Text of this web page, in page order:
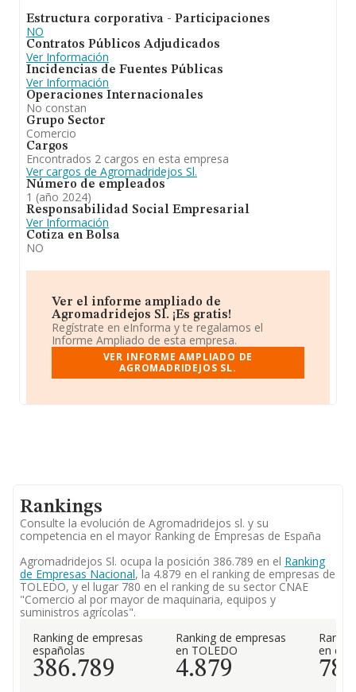
empresa ha perdido posiciones frente al 2023. En el
ranking de todas las empresas en el territorio nacional,
ha experimentado un retroceso.
Estructura corporativa - Participaciones
NO
Contratos Públicos Adjudicados
Ver Información
Incidencias de Fuentes Públicas
Ver Información
Operaciones Internacionales
No constan
Grupo Sector
Comercio
Cargos
Encontrados 2 cargos en esta empresa
Ver cargos de Agromadridejos Sl.
Número de empleados
1 (año 2024)
Responsabilidad Social Empresarial
Ver Información
Cotiza en Bolsa
NO
Ver el informe ampliado de
Agromadridejos Sl. ¡Es gratis!
Regístrate en eInforma y te regalamos el
Informe Ampliado de esta empresa.
VER INFORME AMPLIADO DE
AGROMADRIDEJOS SL.
Rankings
Consulte la evolución de Agromadridejos sl. y su
competencia en el mayor Ranking de Empresas de España
Agromadridejos Sl. ocupa la posición 386.789 en el Ranking
de Empresas Nacional, la 4.879 en el ranking de empresas de
TOLEDO, y el lugar 780 en el ranking de su sector CNAE
"Comercio al por mayor de maquinaria, equipos y
suministros agrícolas".
Ranking de empresas
españolas
386.789
Ranking de empresas
en TOLEDO
4.879
en el
780